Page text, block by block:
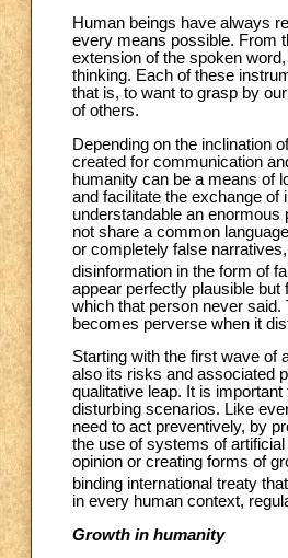
Human beings have always
every means possible. From
extension of the spoken
thinking. Each of these
that is, to want to grasp by
of others.
Depending on the inclination
created for communication
humanity can be a means of
and facilitate the exchange of
understandable an
not share a common
or completely false
disinformation in the form of
appear perfectly plausible
which that person never
becomes perverse when it
Starting with the first wave of
also its risks and associated
qualitative leap. It is
disturbing scenarios. Like
need to act preventively, by
the use of systems of
opinion or creating forms of
binding international treaty
in every human context,
Growth in humanity